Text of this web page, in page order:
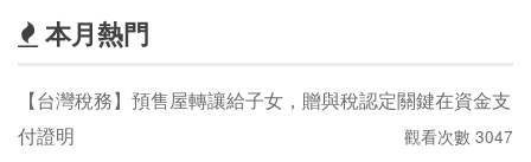
本月熱門
【台灣稅務】預售屋轉讓給子女，贈與稅認定關鍵在資金支
付證明
觀看次數 3047